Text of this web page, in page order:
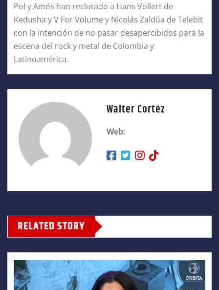
Pol y Amós han reclutado a Hans Vollert de
Kedusha y V For Volume y Nicolás Zaldúa de Telebit
con la intención de no pasar desapercibidos para la
escena del rock y metal de Colombia y
Latinoamérica.
Walter Cortéz
Web:
RELATED STORY